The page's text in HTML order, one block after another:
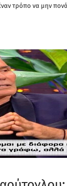
τρόπο να μην